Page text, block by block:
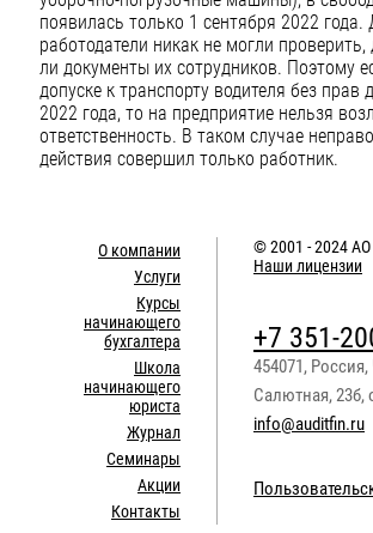
появилась только 1 сентября 2022 года.
работодатели никак не могли проверить,
ли документы их сотрудников. Поэтому
допуске к транспорту водителя без прав
2022 года, то на предприятие нельзя
ответственность. В таком случае
действия совершил только работник.
О компании
Услуги
Курсы
начинающего
бухгалтера
Школа
начинающего
юриста
Журнал
Семинары
Акции
Контакты
© 2001 - 2024АО
Наши лицензии
+7 351-
454071 , Россия,
Салютная, 23б,
info@auditfin.ru